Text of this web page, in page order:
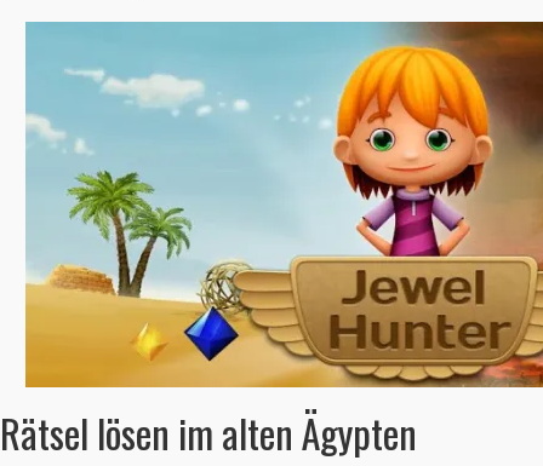
Rätsel lösen im alten Ägypten